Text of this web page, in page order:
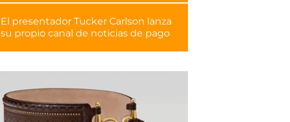
El presentador Tucker Carlson lanza
su propio canal de noticias de pago